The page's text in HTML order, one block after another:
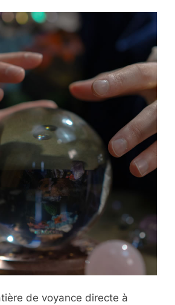
de voyance directe à